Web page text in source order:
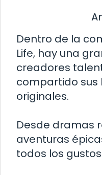
Dentro de la
Life, hay una
creadores
compartido sus
originales.
Desde dramas
aventuras
todos los